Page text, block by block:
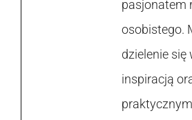
pasjonatem
osobistego.
dzielenie się
inspiracją